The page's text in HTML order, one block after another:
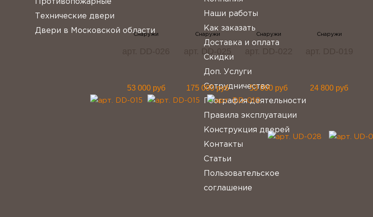
53 000 руб 175 000 руб 53 000 руб 24 800 руб
Противопожарные
Технические двери
Двери в Московской области
Наши работы
Как заказать
Доставка и оплата
Скидки
Доп. Услуги
Сотрудничество
География деятельности
Правила эксплуатации
Конструкция дверей
Контакты
Статьи
Пользовательское
соглашение